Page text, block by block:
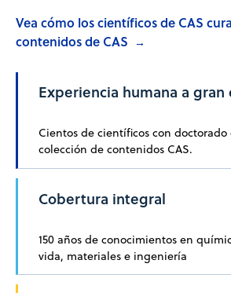
Vea cómo los científicos de CAS
contenidos de CAS →
Experiencia humana a gran
Cientos de científicos con
colección de contenidos CAS.
Cobertura integral
150 años de conocimientos en
vida, materiales e ingeniería